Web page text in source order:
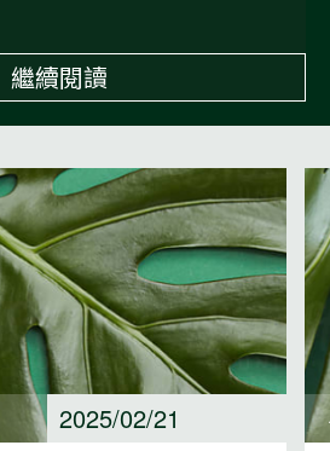
繼續閱讀
2025/02/21